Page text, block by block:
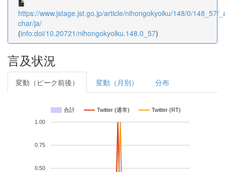
https://www.jstage.jst.go.jp/article/nihongokyoiku/148/0/148_57/
char/ja/
(info:doi/10.20721/nihongokyoiku.148.0_57)
言及状況
変動（ピーク前後） 変動（月別） 分布
合計 Twitter (通常) Twitter (RT)
0.50
0.75
1.00